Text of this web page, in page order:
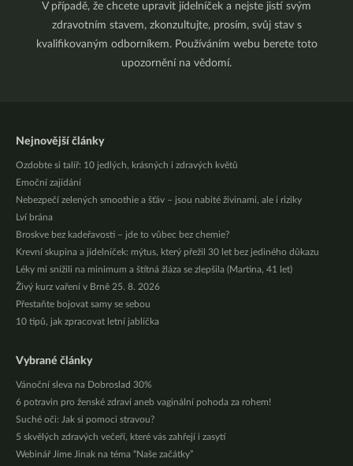
V případě, že chcete upravit jídelníček a nejste jistí svým
zdravotním stavem, zkonzultujte, prosím, svůj stav s
kvalifikovaným odborníkem. Používáním webu berete toto
upozornění na vědomí.
Nejnovější články
Ozdobte si talíř: 10 jedlých, krásných i zdravých květů
Emoční zajídání
Nebezpečí zelených smoothie a šťáv – jsou nabité živinami, ale i riziky
Lví brána
Broskve bez kadeřavosti – jde to vůbec bez chemie?
Krevní skupina a jídelníček: mýtus, který přežil 30 let bez jediného důkazu
Léky mi snížili na minimum a štítná žláza se zlepšila (Martina, 41 let)
Živý kurz vaření v Brně 25. 8. 2026
Přestaňte bojovat samy se sebou
10 tipů, jak zpracovat letní jablíčka
Vybrané články
Vánoční sleva na Dobroslad 30%
6 potravin pro ženské zdraví aneb vaginální pohoda za rohem!
Suché oči: Jak si pomoci stravou?
5 skvělých zdravých večeří, které vás zahřejí i zasytí
Webinář Jíme Jinak na téma “Naše začátky”